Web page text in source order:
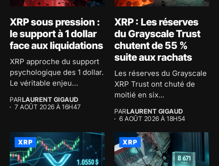
XRP sous pression :
le support à 1 dollar
face aux liquidations
XRP approche du support
psychologique des 1 dollar.
Le véritable enjeu
PARLAURENT GIGAUD
7 AOÛT 2026 À 16H47
XRP : Les réserves
du Grayscale Trust
chutent de 55 %
suite aux rachats
Les réserves du Grayscale
XRP Trust ont chuté de
moitié en six...
PARLAURENT GIGAUD
6 AOÛT 2026 À 18H54
XRP XRP